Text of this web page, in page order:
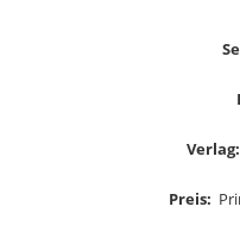
Verlag:
Preis: